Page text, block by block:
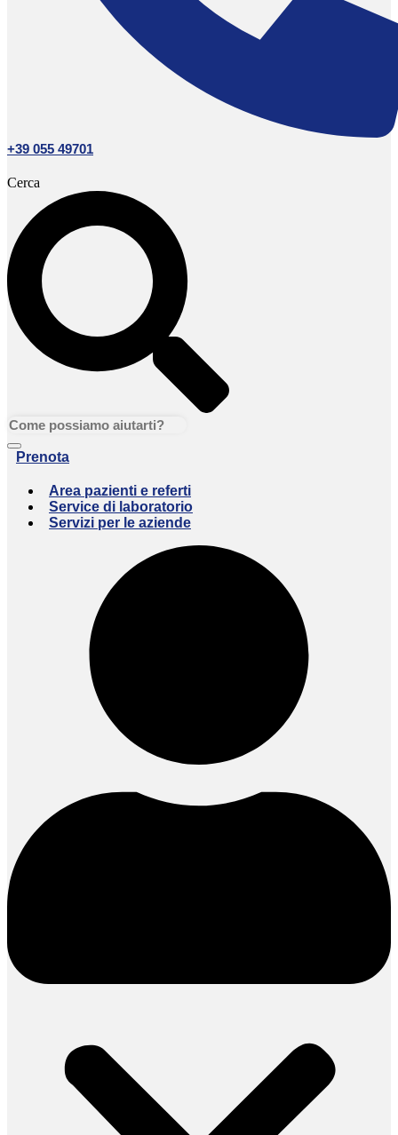
+39 055 49701
Cerca
Prenota
Area pazienti e referti
Service di laboratorio
Servizi per le aziende